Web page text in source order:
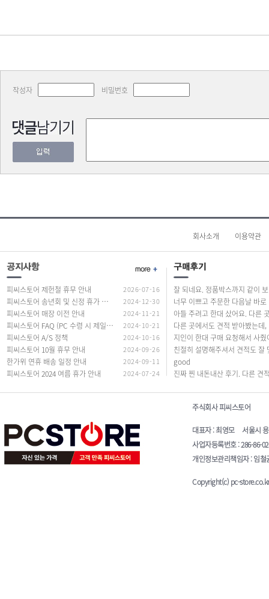
작성자 비밀번호
회사소개 이용약관
피씨스토어 제헌철 휴무 안내 2026-07-16
피씨스토어 송년회 및 신정 휴가 안내 2024-12-30
피씨스토어 매장 이전 안내 2024-11-21
피씨스토어 FAQ (PC 수령 시 제일 많이 하는 질문 답변) 2024-10-21
피씨스토어 A/S 정책 2024-10-16
피씨스토어 10월 휴무 안내 2024-09-26
한가위 연휴 배송 일정 안내 2024-09-11
피씨스토어 2024 여름 휴가 안내 2024-07-24
good
주식회사 피씨스토어
대표자 : 최영모 서울시 용
사업자등록번호 : 286-86-
개인정보관리책임자 : 임
Copyright(c) pc-